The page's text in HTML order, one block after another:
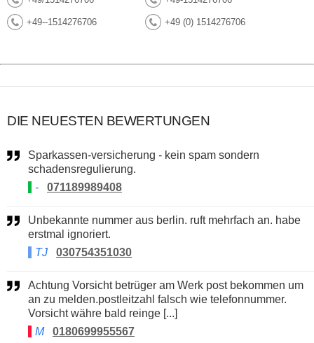
+49--1514276706 +49 (0) 1514276706
DIE NEUESTEN BEWERTUNGEN
Sparkassen-versicherung - kein spam sondern
schadensregulierung.
-
071189989408
Unbekannte nummer aus berlin. ruft mehrfach an. habe
erstmal ignoriert.
TJ
030754351030
Achtung Vorsicht betrüger am Werk post bekommen um
an zu melden.postleitzahl falsch wie telefonnummer.
Vorsicht währe bald reinge [...]
M
0180699955567